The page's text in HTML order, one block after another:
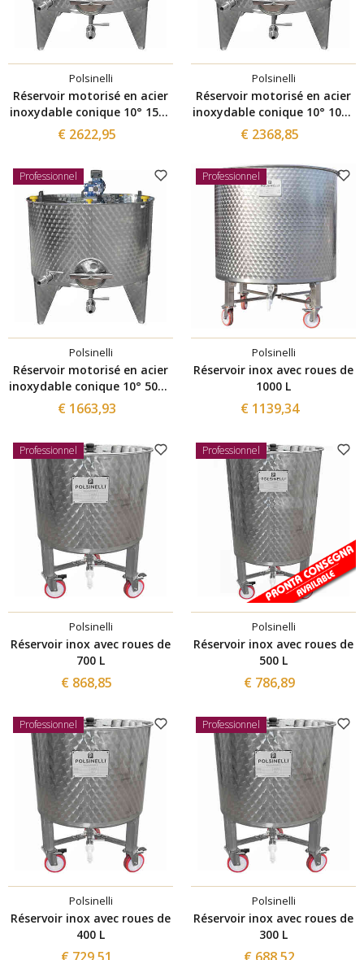
Polsinelli
Réservoir motorisé en acier
inoxydable conique 10° 1500
L avec trappe de vidange
Ø300
€ 2622,95
Polsinelli
Réservoir motorisé en acier
inoxydable conique 10° 1000
L avec trappe de vidange
Ø300
€ 2368,85
Professionnel
Polsinelli
Réservoir motorisé en acier
inoxydable conique 10° 500 L
avec trappe de vidange Ø300
€ 1663,93
Professionnel
Polsinelli
Réservoir inox avec roues de
1000 L
€ 1139,34
Professionnel
Polsinelli
Réservoir inox avec roues de
700 L
€ 868,85
Professionnel
Polsinelli
Réservoir inox avec roues de
500 L
€ 786,89
Professionnel
Polsinelli
Réservoir inox avec roues de
400 L
€ 729,51
Professionnel
Polsinelli
Réservoir inox avec roues de
300 L
€ 688,52